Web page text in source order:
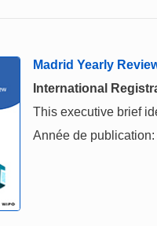
Madrid Yearly
International
This executive brief
Année de